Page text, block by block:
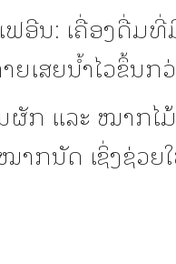
ຟອີນ: ເຄື່ອງດື່ມ
ເສຍນ້ຳໄວຂຶ້ນກ
ຜັກ ແລະ ໝາກໄ
ກນັດ ເຊິ່ງຊ່ວຍ